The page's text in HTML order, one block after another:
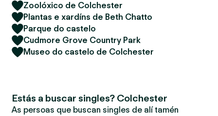
Zoolóxico de Colchester
Plantas e xardíns de Beth Chatto
Parque do castelo
Cudmore Grove Country Park
Museo do castelo de Colchester
Estás a buscar singles? Colchester
As persoas que buscan singles de alí tamén